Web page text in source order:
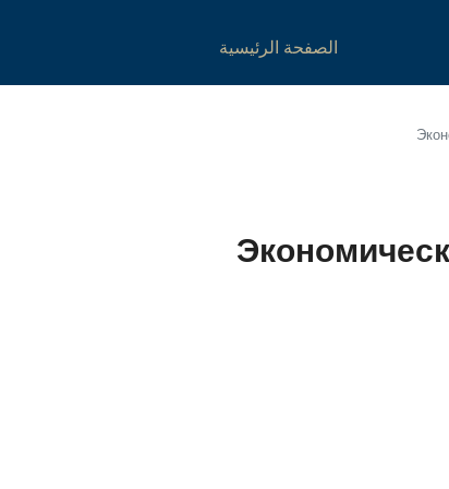
الصفحة الرئيسية